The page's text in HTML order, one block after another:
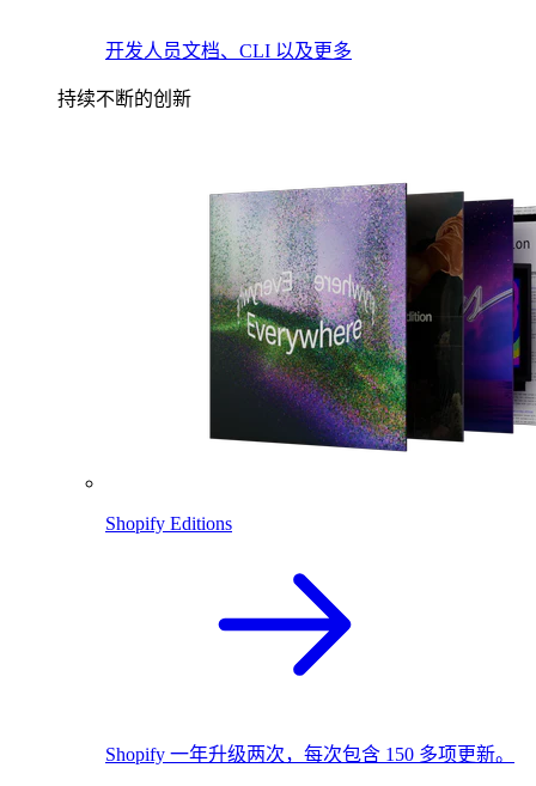
开发人员文档、CLI 以及更多
持续不断的创新
Shopify Editions
Shopify 一年升级两次，每次包含 150 多项更新。